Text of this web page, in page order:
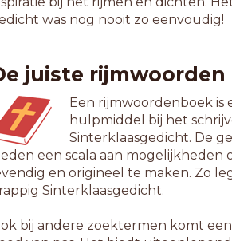
was nog nooit zo eenvoudig!
juiste rijmwoorden
Een rijmwoordenboek is
hulpmiddel bij het
Sinterklaasgedicht. De
een scala aan mogelijkheden
en origineel te maken. Zo
Sinterklaasgedicht.
bij andere zoektermen komt